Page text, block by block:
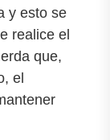
y esto se
realice el
que,
el